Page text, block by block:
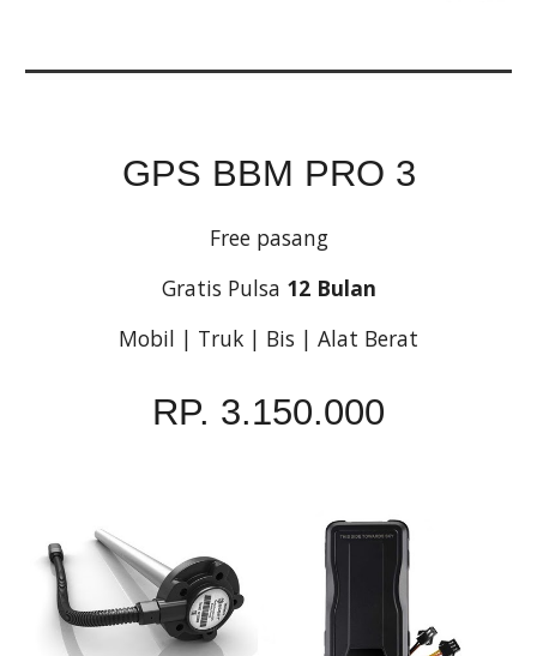
GPS BBM PRO 3
Free pasang
Gratis Pulsa 12 Bulan
Mobil | Truk | Bis | Alat Berat
RP. 3.150.000